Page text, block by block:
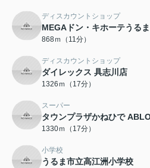
ディスカウントショップ
MEGAドン・キホーテうる
868ｍ（11分）
ディスカウントショップ
ダイレックス 具志川店
1326ｍ（17分）
スーパー
タウンプラザかねひで
1330ｍ（17分）
小学校
うるま市立高江洲小学校